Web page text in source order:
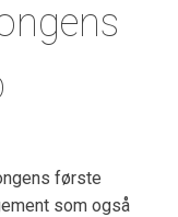
første
som også